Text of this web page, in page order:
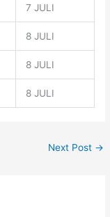
7 JULI
8 JULI
8 JULI
8 JULI
Next Post →